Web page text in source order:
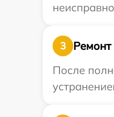
3
Ремонт
После